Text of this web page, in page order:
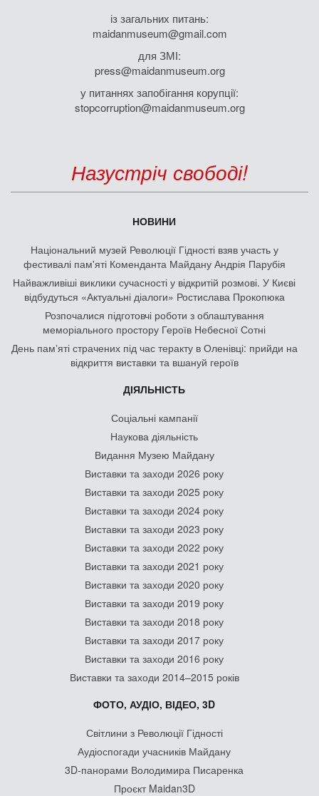
із загальних питань:
maidanmuseum@gmail.com
для ЗМІ:
press@maidanmuseum.org
у питаннях запобігання корупції:
stopcorruption@maidanmuseum.org
Назустріч свободі!
НОВИНИ
Національний музей Революції Гідності взяв участь у
фестивалі пам'яті Коменданта Майдану Андрія Парубія
Найважливіші виклики сучасності у відкритій розмові. У Києві
відбудуться «Актуальні діалоги» Ростислава Прокопюка
Розпочалися підготовчі роботи з облаштування
меморіального простору Героїв Небесної Сотні
День памʼяті страчених під час теракту в Оленівці: прийди на
відкриття виставки та вшануй героїв
ДІЯЛЬНІСТЬ
Соціальні кампанії
Наукова діяльність
Видання Музею Майдану
Виставки та заходи 2026 року
Виставки та заходи 2025 року
Виставки та заходи 2024 року
Виставки та заходи 2023 року
Виставки та заходи 2022 року
Виставки та заходи 2021 року
Виставки та заходи 2020 року
Виставки та заходи 2019 року
Виставки та заходи 2018 року
Виставки та заходи 2017 року
Виставки та заходи 2016 року
Виставки та заходи 2014–2015 років
ФОТО, АУДІО, ВІДЕО, 3D
Світлини з Революції Гідності
Аудіоспогади учасників Майдану
3D-панорами Володимира Писаренка
Проєкт Maidan3D